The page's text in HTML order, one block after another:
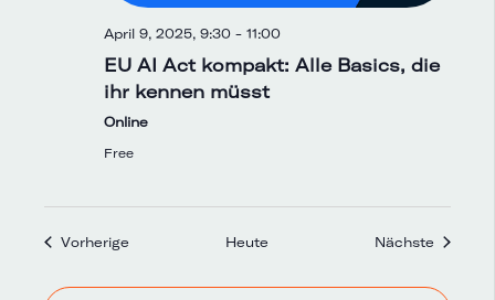
April 9, 2025, 9:30 - 11:00
EU AI Act kompakt: Alle Basics, die
ihr kennen müsst
Online
Free
Vorherige VeranstaltungenHeute Nächste